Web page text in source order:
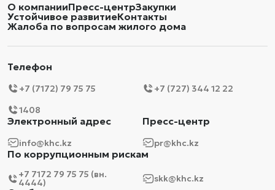
О компанииПресс-центрЗакупки
Устойчивое развитиеКонтакты
Жалоба по вопросам жилого дома
Телефон
+7 (7172) 79 75 75
+7 (727) 344 12 22
1408
Электронный адрес
info@khc.kz
Пресс-центр
pr@khc.kz
По коррупционным рискам
+7 7172 79 75 75 (вн.
4444) skk@khc.kz